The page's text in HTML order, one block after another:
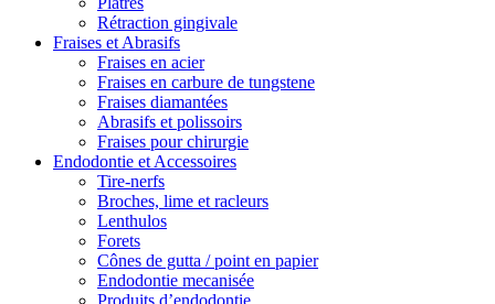
Rétraction gingivale
Fraises et Abrasifs
Fraises en acier
Fraises en carbure de tungstene
Fraises diamantées
Abrasifs et polissoirs
Fraises pour chirurgie
Endodontie et Accessoires
Tire-nerfs
Broches, lime et racleurs
Lenthulos
Forets
Cônes de gutta / point en papier
Endodontie mecanisée
Produits d’endodontie